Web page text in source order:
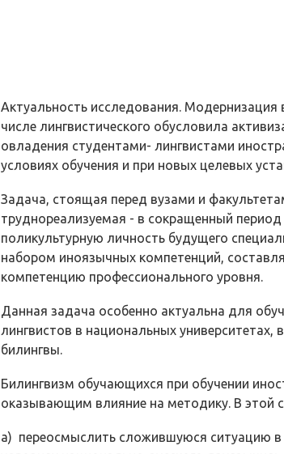
Актуальность исследования.
числе лингвистического обусловила
овладения студентами- лингвистами
условиях обучения и при новых целевых
Задача, стоящая перед вузами и
труднореализуемая - в сокращенный
поликультурную личность будущего
набором иноязычных компетенций,
компетенцию профессиональ­ного уровня.
Данная задача особенно актуальна для
лингвистов в национальных
билингвы.
Билингвизм обучающихся при обучении
оказывающим влияние на методику. В этой
а) переосмыслить сложившуюся ситуацию